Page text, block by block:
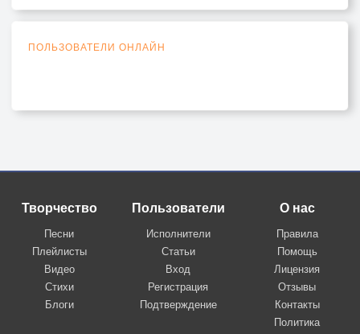
ПОЛЬЗОВАТЕЛИ ОНЛАЙН
Творчество
Песни
Плейлисты
Видео
Стихи
Блоги
Пользователи
Исполнители
Статьи
Вход
Регистрация
Подтверждение
О нас
Правила
Помощь
Лицензия
Отзывы
Контакты
Политика